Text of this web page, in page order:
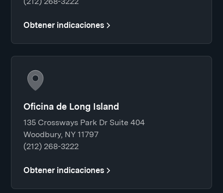
Obtener indicaciones
Oficina de Long Island
135 Crossways Park Dr Suite 404
Woodbury, NY 11797
(212) 268-3222
Obtener indicaciones